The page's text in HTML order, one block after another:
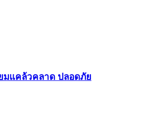
ม​แคล้วคลาด​ ปลอดภัย​